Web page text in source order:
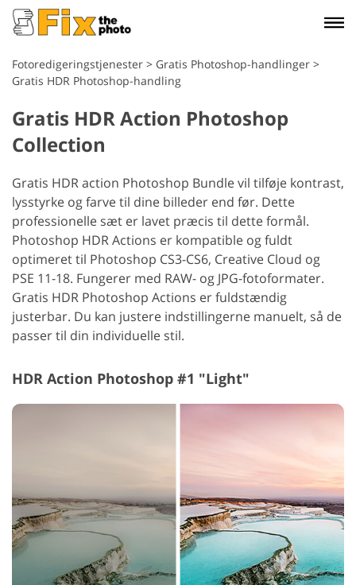
Fotoredigeringstjenester > Gratis Photoshop-handlinger >
Gratis HDR Photoshop-handling
Gratis HDR Action Photoshop
Collection
Gratis HDR action Photoshop Bundle vil tilføje kontrast,
lysstyrke og farve til dine billeder end før. Dette
professionelle sæt er lavet præcis til dette formål.
Photoshop HDR Actions er kompatible og fuldt
optimeret til Photoshop CS3-CS6, Creative Cloud og
PSE 11-18. Fungerer med RAW- og JPG-fotoformater.
Gratis HDR Photoshop Actions er fuldstændig
justerbar. Du kan justere indstillingerne manuelt, så de
passer til din individuelle stil.
HDR Action Photoshop #1 "Light"